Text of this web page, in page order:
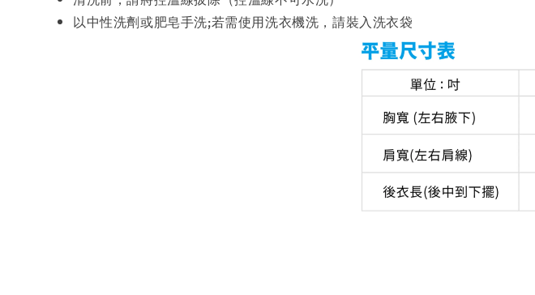
以中性洗劑或肥皂手洗;若需使用洗衣機洗，請裝入洗衣袋